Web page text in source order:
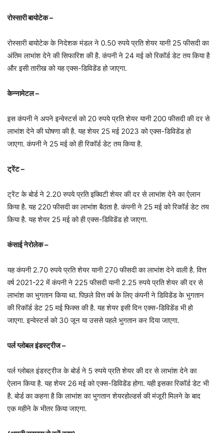
रोस्सारी बायोटेक –
रोस्सारी बायोटेक के निदेशक मंडल ने 0.50 रुपये प्रति शेयर यानी 25 फीसदी का
अंतिम लाभांश देने की सिफारिश की है. कंपनी ने 24 मई को रिकॉर्ड डेट तय किया है
और इसी तारीख को यह एक्स-डिविडेंड हो जाएगा.
केन्नामेटल –
इस कंपनी ने अपने इन्वेस्टर्स को 20 रुपये प्रति शेयर यानी 200 फीसदी की दर से
लाभांश देने की घोषणा की है. यह शेयर 25 मई 2023 को एक्स-डिविडेंड हो
जाएगा. कंपनी ने 25 मई को ही रिकॉर्ड डेट तय किया है.
ट्रेंट –
ट्रेंट के बोर्ड ने 2.20 रुपये प्रति इक्विटी शेयर की दर से लाभांश देने का ऐलान
किया है. यह 220 फीसदी का लाभांश बैठता है. कंपनी ने 25 मई को रिकॉर्ड डेट तय
किया है. यह शेयर 25 मई को ही एक्स-डिविडेंड हो जाएगा.
कंसाई नेरोलेक –
यह कंपनी 2.70 रुपये प्रति शेयर यानी 270 फीसदी का लाभांश देने वाली है. वित्त
वर्ष 2021-22 में कंपनी ने 225 फीसदी यानी 2.25 रुपये प्रति शेयर की दर से
लाभांश का भुगतान किया था. पिछले वित्त वर्ष के लिए कंपनी ने डिविडेंड के भुगतान
की रिकॉर्ड डेट 25 मई फिक्स की है. यह शेयर इसी दिन एक्स-डिविडेंड भी हो
जाएगा. इन्वेस्टर्स को 30 जून या उससे पहले भुगतान कर दिया जाएगा.
पर्ल ग्लोबल इंडस्ट्रीज –
पर्ल ग्लोबल इंडस्ट्रीज के बोर्ड ने 5 रुपये प्रति शेयर की दर से लाभांश देने का
ऐलान किया है. यह शेयर 26 मई को एक्स-डिविडेंड होगा. यही इसका रिकॉर्ड डेट भी
है. बोर्ड का कहना है कि लाभांश का भुगतान शेयरहोल्डर्स की मंजूरी मिलने के बाद
एक महीने के भीतर किया जाएगा.